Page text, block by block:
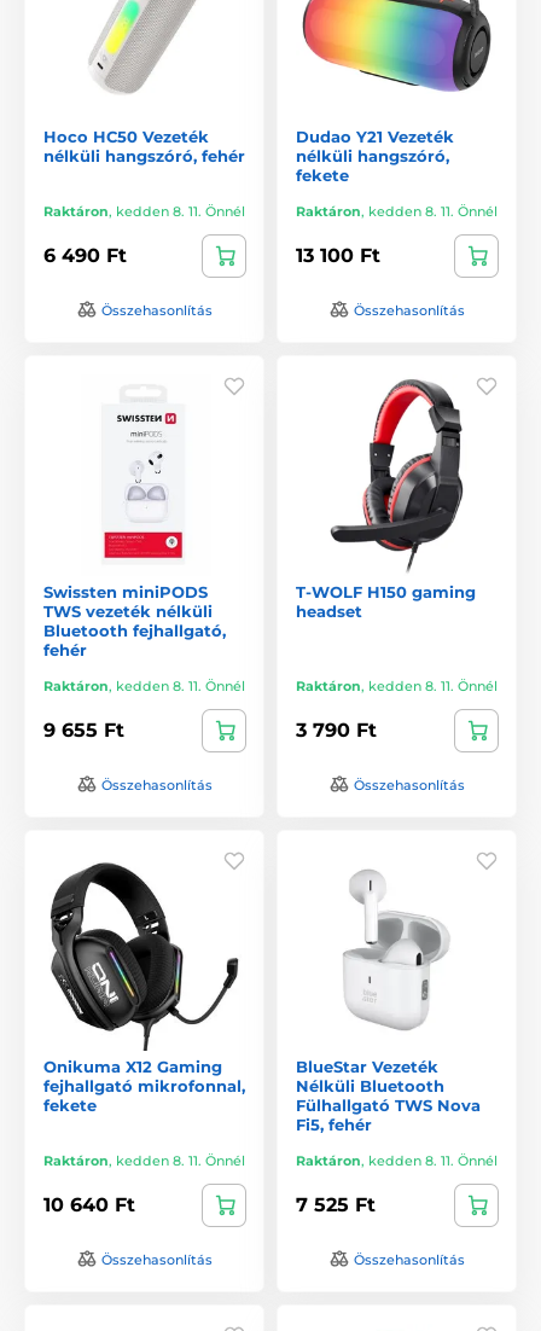
Hoco HC50 Vezeték
nélküli hangszóró, fehér
Raktáron, kedden 8. 11. Önnél
6 490 Ft
Összehasonlítás
Dudao Y21 Vezeték
nélküli hangszóró,
fekete
Raktáron, kedden 8. 11. Önnél
13 100 Ft
Összehasonlítás
Swissten miniPODS
TWS vezeték nélküli
Bluetooth fejhallgató,
fehér
Raktáron, kedden 8. 11. Önnél
9 655 Ft
Összehasonlítás
T-WOLF H150 gaming
headset
Raktáron, kedden 8. 11. Önnél
3 790 Ft
Összehasonlítás
Onikuma X12 Gaming
fejhallgató mikrofonnal,
fekete
Raktáron, kedden 8. 11. Önnél
10 640 Ft
Összehasonlítás
BlueStar Vezeték
Nélküli Bluetooth
Fülhallgató TWS Nova
Fi5, fehér
Raktáron, kedden 8. 11. Önnél
7 525 Ft
Összehasonlítás